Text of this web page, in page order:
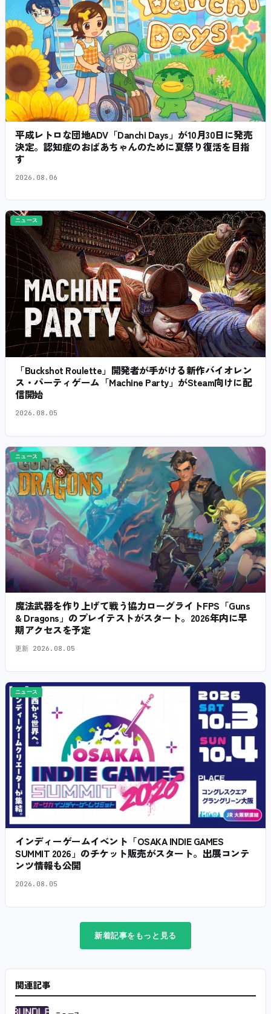
平成レトロな団地ADV「Danchi Days」が10月30日に発売
決定。認知症のおばあちゃんのために夏祭り復活を目指
す
2026.08.06
ニュース
「Buckshot Roulette」開発者が手がける新作バイオレン
ス・パーティゲーム「Machine Party」がSteam向けに配
信開始
2026.08.05
ニュース
魔法武器を作り上げて戦う協力ローグライトFPS「Guns
& Dragons」のプレイテストがスタート。2026年内に早
期アクセスを予定
更新 2026.08.05
ニュース
インディーゲームイベント「OSAKA INDIE GAMES
SUMMIT 2026」のチケット販売がスタート。出展コンテ
ンツ情報も公開
2026.08.05
新着記事をもっと見る
関連記事